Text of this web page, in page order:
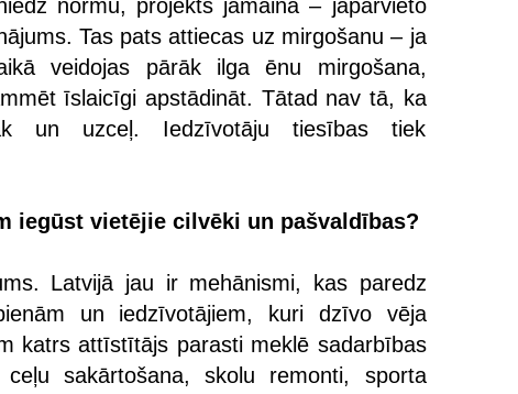
normu, projekts jāmaina – jāpārvieto
Tas pats attiecas uz mirgošanu – ja
veidojas pārāk ilga ēnu mirgošana,
īslaicīgi apstādināt. Tātad nav tā, ka
un uzceļ. Iedzīvotāju tiesības tiek
iegūst vietējie cilvēki un pašvaldības?
Latvijā jau ir mehānismi, kas paredz
un iedzīvotājiem, kuri dzīvo vēja
katrs attīstītājs parasti meklē sadarbības
sakārtošana, skolu remonti, sporta